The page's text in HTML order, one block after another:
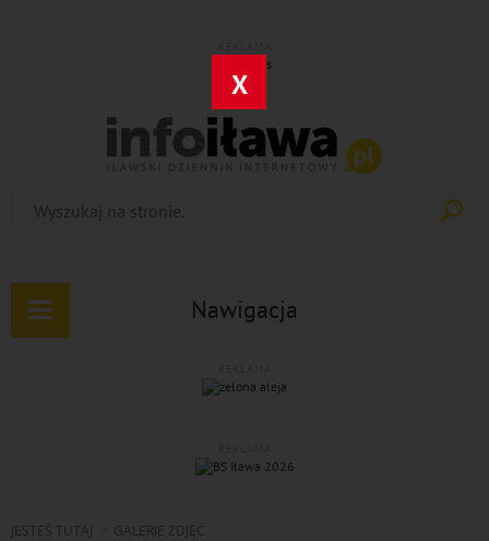
X
Nawigacja
Rozwiń
JESTEŚ TUTAJ GALERIE ZDJĘĆ